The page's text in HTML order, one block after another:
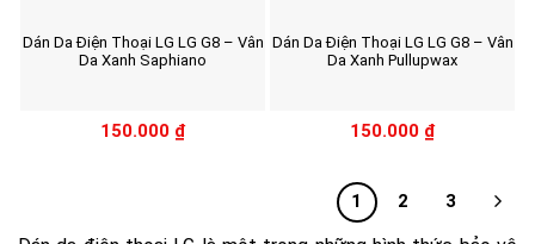
Dán Da Điện Thoại LG LG G8 – Vân
Da Xanh Saphiano
150.000 ₫
Dán Da Điện Thoại LG LG G8 – Vân
Da Xanh Pullupwax
150.000 ₫
1 2 3